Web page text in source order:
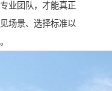
业团队，才能真正
场景、选择标准以